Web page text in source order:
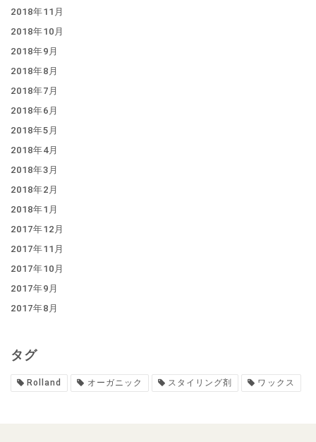
2018年11月
2018年10月
2018年9月
2018年8月
2018年7月
2018年6月
2018年5月
2018年4月
2018年3月
2018年2月
2018年1月
2017年12月
2017年11月
2017年10月
2017年9月
2017年8月
タグ
Rolland オーガニック スタイリング剤 ワックス